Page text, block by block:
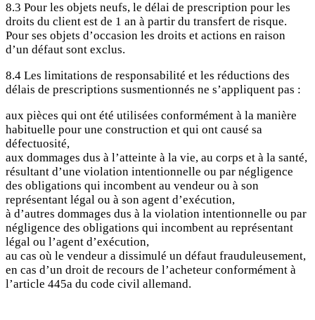
8.3 Pour les objets neufs, le délai de prescription pour les
droits du client est de 1 an à partir du transfert de risque.
Pour ses objets d’occasion les droits et actions en raison
d’un défaut sont exclus.
8.4 Les limitations de responsabilité et les réductions des
délais de prescriptions susmentionnés ne s’appliquent pas :
aux pièces qui ont été utilisées conformément à la manière
habituelle pour une construction et qui ont causé sa
défectuosité,
aux dommages dus à l’atteinte à la vie, au corps et à la santé,
résultant d’une violation intentionnelle ou par négligence
des obligations qui incombent au vendeur ou à son
représentant légal ou à son agent d’exécution,
à d’autres dommages dus à la violation intentionnelle ou par
négligence des obligations qui incombent au représentant
légal ou l’agent d’exécution,
au cas où le vendeur a dissimulé un défaut frauduleusement,
en cas d’un droit de recours de l’acheteur conformément à
l’article 445a du code civil allemand.